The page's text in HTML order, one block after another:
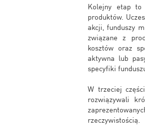
Kolejny etap to
produktów.
akcji, funduszy
związane z
kosztów oraz
aktywna lub
specyfiki
W trzeciej
rozwiązywali
rzeczywistością.